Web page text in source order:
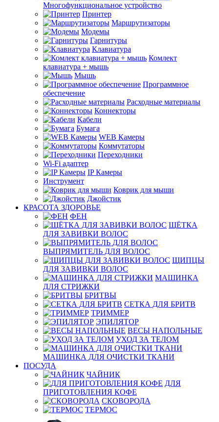
Многофункциональное устройство
Принтер
Маршрутизаторы
Модемы
Гарнитуры
Клавиатура
Комлект
клавиатура + мышь
Мышь
Программное
обеспечение
Расходные материалы
Коннекторы
Кабели
Бумага
WEB Камеры
Коммутаторы
Переходники
Wi-Fi адаптер
IP Камеры
Инструмент
Коврик для мыши
Джойстик
КРАСОТА ЗДОРОВЬЕ
ФЕН
ЩЁТКА
ДЛЯ ЗАВИВКИ ВОЛОС
ВЫПРЯМИТЕЛЬ ДЛЯ ВОЛОС
ЩИПЦЫ
ДЛЯ ЗАВИВКИ ВОЛОС
МАШИНКА
ДЛЯ СТРИЖКИ
БРИТВЫ
СЕТКА ДЛЯ БРИТВ
ТРИММЕР
ЭПИЛЯТОР
ВЕСЫ НАПОЛЬНЫЕ
УХОД ЗА ТЕЛОМ
МАШИНКА ДЛЯ ОЧИСТКИ ТКАНИ
ПОСУДА
ЧАЙНИК
ДЛЯ
ПРИГОТОВЛЕНИЯ КОФЕ
СКОВОРОДА
ТЕРМОС